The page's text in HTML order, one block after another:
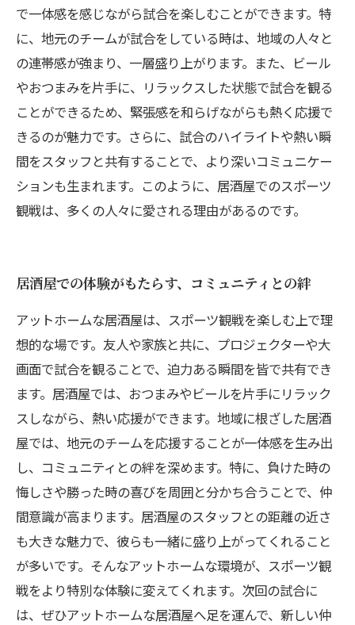
で一体感を感じながら試合を楽しむことができます。特
に、地元のチームが試合をしている時は、地域の人々と
の連帯感が強まり、一層盛り上がります。また、ビール
やおつまみを片手に、リラックスした状態で試合を観る
ことができるため、緊張感を和らげながらも熱く応援で
きるのが魅力です。さらに、試合のハイライトや熱い瞬
間をスタッフと共有することで、より深いコミュニケー
ションも生まれます。このように、居酒屋でのスポーツ
観戦は、多くの人々に愛される理由があるのです。
居酒屋での体験がもたらす、コミュニティとの絆
アットホームな居酒屋は、スポーツ観戦を楽しむ上で理
想的な場です。友人や家族と共に、プロジェクターや大
画面で試合を観ることで、迫力ある瞬間を皆で共有でき
ます。居酒屋では、おつまみやビールを片手にリラック
スしながら、熱い応援ができます。地域に根ざした居酒
屋では、地元のチームを応援することが一体感を生み出
し、コミュニティとの絆を深めます。特に、負けた時の
悔しさや勝った時の喜びを周囲と分かち合うことで、仲
間意識が高まります。居酒屋のスタッフとの距離の近さ
も大きな魅力で、彼らも一緒に盛り上がってくれること
が多いです。そんなアットホームな環境が、スポーツ観
戦をより特別な体験に変えてくれます。次回の試合に
は、ぜひアットホームな居酒屋へ足を運んで、新しい仲